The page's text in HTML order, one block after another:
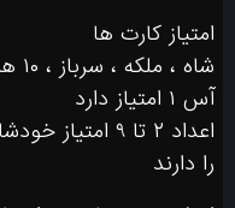
امتياز كارت ها
شاه ، ملكه ، سرباز ، ١٠ همه اين كارت ها صفر امتياز دارند
آس ١ امتياز دارد
اعداد ٢ تا ٩
را دارند